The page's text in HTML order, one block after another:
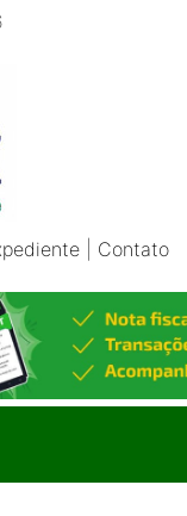
Contato